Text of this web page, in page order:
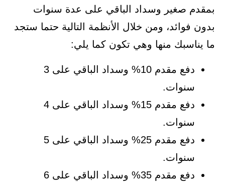
بمقدم صغير وسداد الباقي على عدة سنوات
بدون فوائد، ومن خلال الأنظمة التالية حتما ستجد
ما يناسبك منها وهي تكون كما يلي:
دفع مقدم 10% وسداد الباقي على 3
سنوات.
دفع مقدم 15% وسداد الباقي على 4
سنوات.
دفع مقدم 25% وسداد الباقي على 5
سنوات.
دفع مقدم 35% وسداد الباقي على 6